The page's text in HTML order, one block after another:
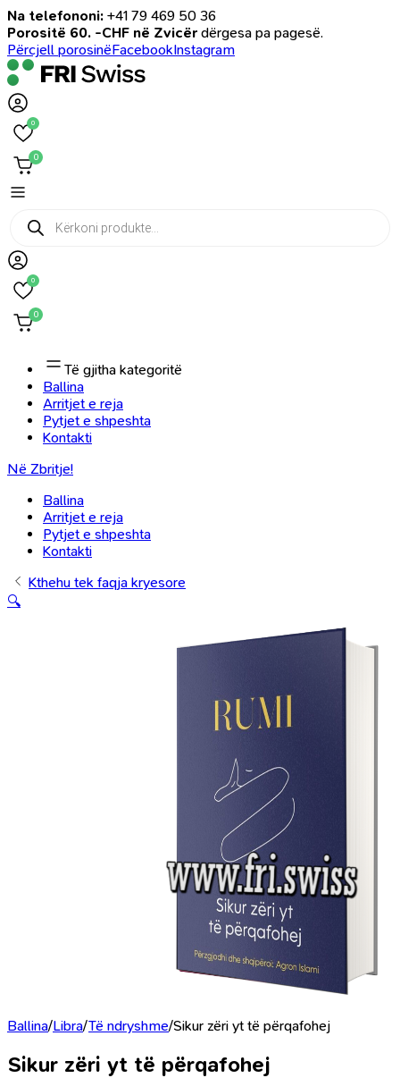
Na telefononi: +41 79 469 50 36
Porositë 60. -CHF në Zvicër dërgesa pa pagesë.
Përcjell porosinëFacebookInstagram
0
0
Products
search
0
0
Të gjitha kategoritë
Ballina
Arritjet e reja
Pytjet e shpeshta
Kontakti
Në Zbritje!
Ballina
Arritjet e reja
Pytjet e shpeshta
Kontakti
Kthehu tek faqja kryesore
🔍
Ballina/Libra/Të ndryshme/Sikur zëri yt të përqafohej
Sikur zëri yt të përqafohej